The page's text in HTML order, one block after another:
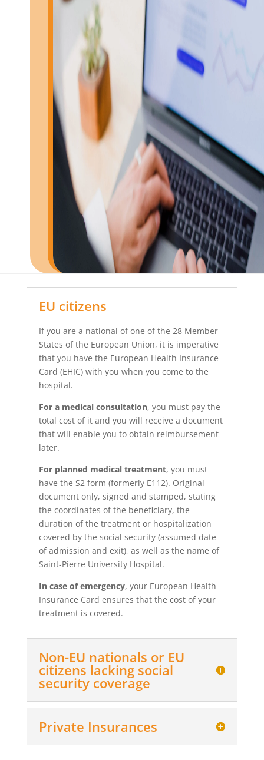
EU citizens
If you are a national of one of the 28 Member
States of the European Union, it is imperative
that you have the European Health Insurance
Card (EHIC) with you when you come to the
hospital.
For a medical consultation, you must pay the
total cost of it and you will receive a document
that will enable you to obtain reimbursement
later.
For planned medical treatment, you must
have the S2 form (formerly E112). Original
document only, signed and stamped, stating
the coordinates of the beneficiary, the
duration of the treatment or hospitalization
covered by the social security (assumed date
of admission and exit), as well as the name of
Saint-Pierre University Hospital.
In case of emergency, your European Health
Insurance Card ensures that the cost of your
treatment is covered.
Non-EU nationals or EU
citizens lacking social
security coverage
Private Insurances